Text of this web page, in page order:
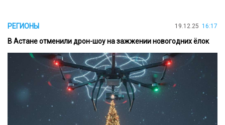
РЕГИОНЫ 19.12.25 16:17
В Астане отменили дрон-шоу на зажжении новогодних ёлок